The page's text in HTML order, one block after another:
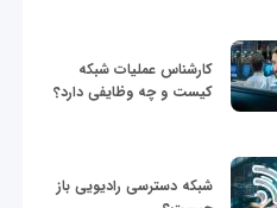
کارشناس عملیات شبکه
کیست و چه وظایفی دارد؟
شبکه دسترسی رادیویی باز